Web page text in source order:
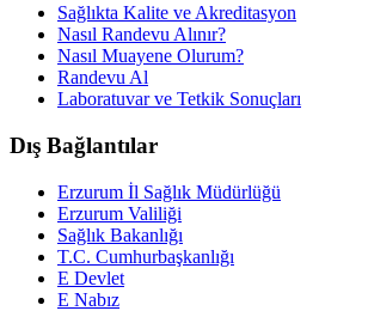
Sağlıkta Kalite ve Akreditasyon
Nasıl Randevu Alınır?
Nasıl Muayene Olurum?
Randevu Al
Laboratuvar ve Tetkik Sonuçları
Dış Bağlantılar
Erzurum İl Sağlık Müdürlüğü
Erzurum Valiliği
Sağlık Bakanlığı
T.C. Cumhurbaşkanlığı
E Devlet
E Nabız